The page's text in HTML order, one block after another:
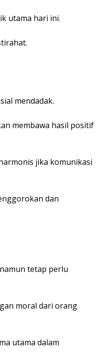
utama hari ini.
mendadak.
membawa hasil positif
jika komunikasi
dan
tetap perlu
moral dari orang
utama dalam